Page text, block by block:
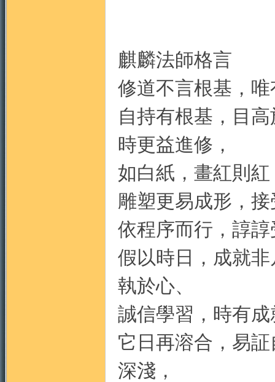
麒麟法師格言
修道不言根基，
自持有根基，目
時更益進修，
如白紙，畫紅則
雕塑更易成形，
依程序而行，諄
假以時日，成就
執於心、
誠信學習，時有成
它日再溶合，易
深淺，